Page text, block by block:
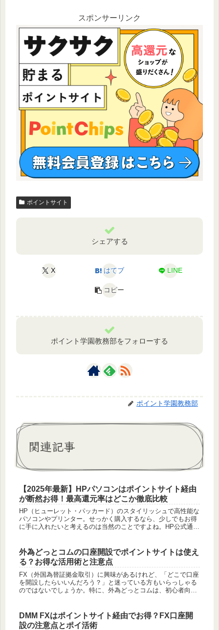
スポンサーリンク
ポイントサイト
シェアする
X はてブ LINE
コピー
ポイント学園教務部をフォローする
ポイント学園教務部
関連記事
【2025年最新】HPパソコンはポイントサイト経由
が断然お得！最高還元率はどこか徹底比較
HP（ヒューレット・パッカード）のスタイリッシュで高性能な
パソコンやプリンター。せっかく購入するなら、少しでもお得
に手に入れたいと考えるのは当然のことですよね。HP公式通販
外為どっとコムの口座開設でポイントサイトは使え
る？お得な活用術と注意点
FX（外国為替証拠金取引）に興味があるけれど、「どこで口座
を開設したらいいんだろう？」と迷っている方もいらっしゃる
のではないでしょうか。特に、外為どっとコムは、初心者向け
DMM FXはポイントサイト経由でお得？FX口座開
設の注意点とポイ活術